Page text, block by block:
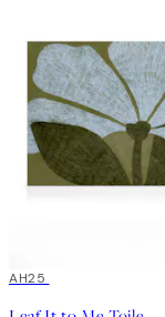
30%*
AH25